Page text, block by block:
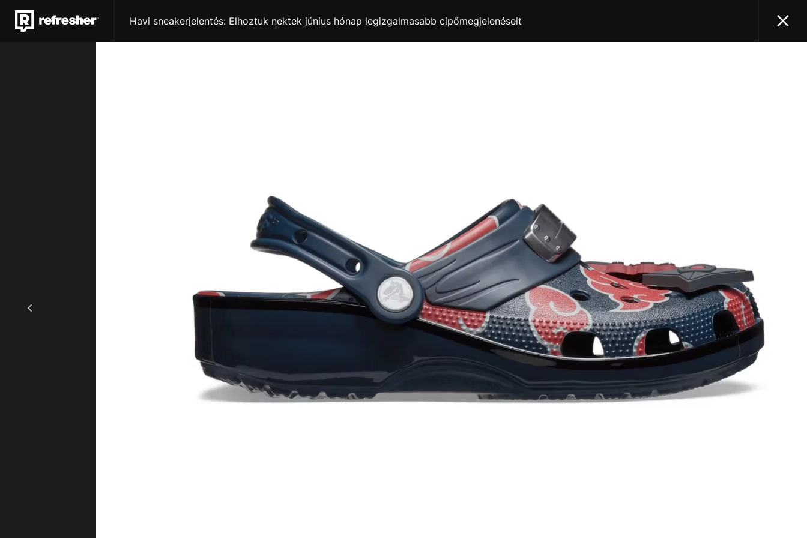
Havi sneakerjelentés: Elhoztuk nektek június hónap legizgalmasabb cipőmegjelenéseit